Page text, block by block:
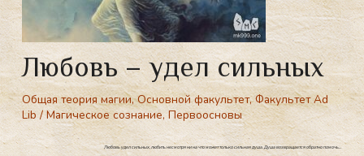
Любовь – удел сильных
Общая теория магии,Основной факультет,Факультет Ad
Lib/Магическое сознание,Первоосновы
Любовь удел сильных, любить несмотря ни на что может только сильная душа. Душа возвращается обратно помочь…